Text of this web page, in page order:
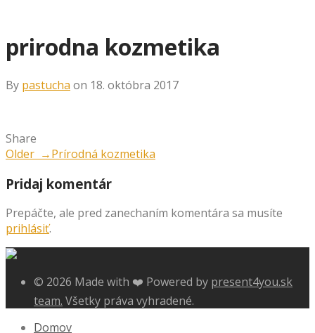
prirodna kozmetika
By pastucha on 18. októbra 2017
Share
Older →Prírodná kozmetika
Pridaj komentár
Prepáčte, ale pred zanechaním komentára sa musíte
prihlásiť.
© 2026 Made with ❤️ Powered by present4you.sk
team. Všetky práva vyhradené.
Domov